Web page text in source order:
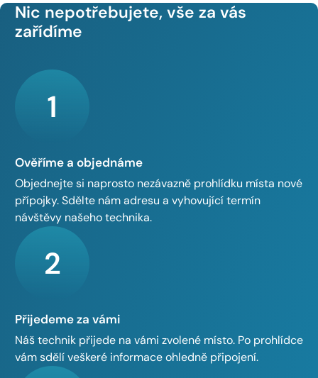
Nic nepotřebujete, vše za vás
zařídíme
1
Ověříme a objednáme
Objednejte si naprosto nezávazně prohlídku místa nové
přípojky. Sdělte nám adresu a vyhovující termín
návštěvy našeho technika.
2
Přijedeme za vámi
Náš technik přijede na vámi zvolené místo. Po prohlídce
vám sdělí veškeré informace ohledně připojení.